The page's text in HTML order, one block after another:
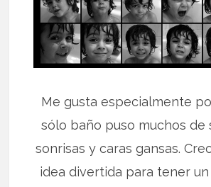
Me gusta especialmente
sólo baño puso muchos de
sonrisas y caras gansas.
idea divertida para tener